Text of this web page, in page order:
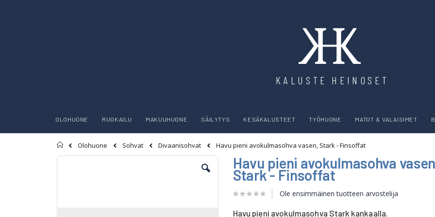
KALUSTE HEINOSET
OLOHUONE RUOKAILU MAKUUHUONE SÄILYTYS KESÄKALUSTEET TYÖHUONE MATOT & VALAISIMET
Etusivu
Olohuone Sohvat Divaanisohvat
Havu pieni avokulmasohva vasen, Stark - Finsoffat
Skip
Havu pieni avokulmasohva
Stark - Finsoffat
Ole ensimmäinen tuotteen arvostelija
Havu pieni avokulmasohva Stark kankaalla.